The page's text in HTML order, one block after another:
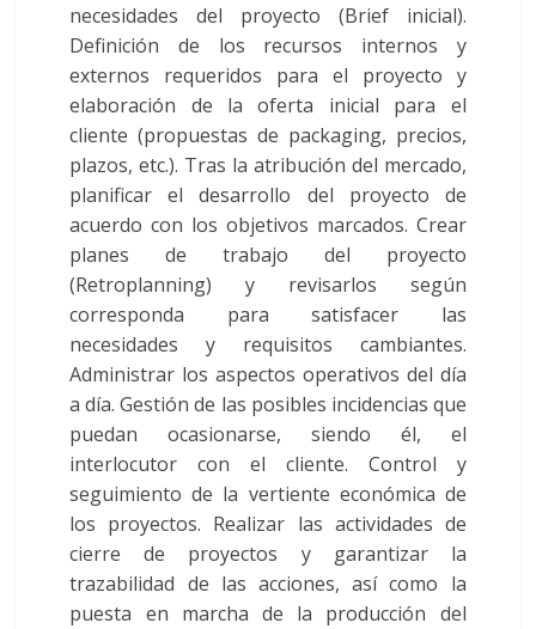
necesidades del proyecto (Brief inicial).
Definición de los recursos internos y
externos requeridos para el proyecto y
elaboración de la oferta inicial para el
cliente (propuestas de packaging, precios,
plazos, etc.). Tras la atribución del mercado,
planificar el desarrollo del proyecto de
acuerdo con los objetivos marcados. Crear
planes de trabajo del proyecto
(Retroplanning) y revisarlos según
corresponda para satisfacer las
necesidades y requisitos cambiantes.
Administrar los aspectos operativos del día
a día. Gestión de las posibles incidencias que
puedan ocasionarse, siendo él, el
interlocutor con el cliente. Control y
seguimiento de la vertiente económica de
los proyectos. Realizar las actividades de
cierre de proyectos y garantizar la
trazabilidad de las acciones, así como la
puesta en marcha de la producción del